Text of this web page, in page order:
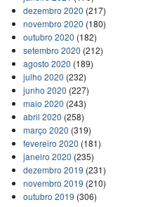
dezembro 2020 (217)
novembro 2020 (180)
outubro 2020 (182)
setembro 2020 (212)
agosto 2020 (189)
julho 2020 (232)
junho 2020 (227)
maio 2020 (243)
abril 2020 (258)
março 2020 (319)
fevereiro 2020 (181)
janeiro 2020 (235)
dezembro 2019 (231)
novembro 2019 (210)
outubro 2019 (306)